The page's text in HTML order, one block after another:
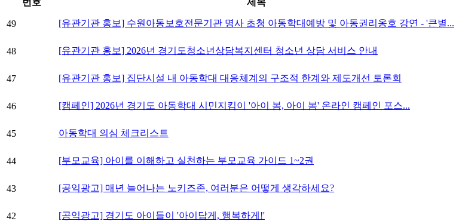
번호
제목
49 [유관기관 홍보] 수원아동보호전문기관 명사 초청 아동학대예방 및 아동권리옹호 강연 - '큰별...
48 [유관기관 홍보] 2026년 경기도청소년상담복지센터 청소년 상담 서비스 안내
47 [유관기관 홍보] 집단시설 내 아동학대 대응체계의 구조적 한계와 제도개선 토론회
46 [캠페인] 2026년 경기도 아동학대 시민지킴이 '아이 봄, 아이 봄' 온라인 캠페인 포스...
45 아동학대 의심 체크리스트
44 [부모교육] 아이를 이해하고 실천하는 부모교육 가이드 1~2권
43 [공익광고] 매년 늘어나는 노키즈존, 여러분은 어떻게 생각하세요?
42 [공익광고] 경기도 아이들이 '아이답게, 행복하게!'